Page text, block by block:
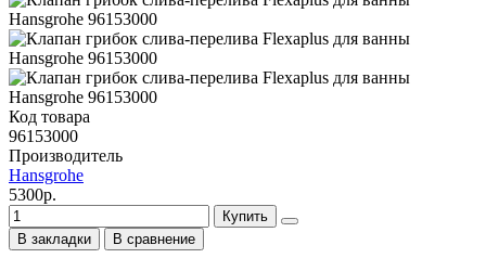
Код товара
96153000
Производитель
Hansgrohe
5300р.
Купить
В закладки
В сравнение